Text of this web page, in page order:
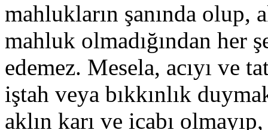
mahlukların şanında olup,
mahluk olmadığından her
edemez. Mesela, acıyı ve
iştah veya bıkkınlık
aklın karı ve icabı